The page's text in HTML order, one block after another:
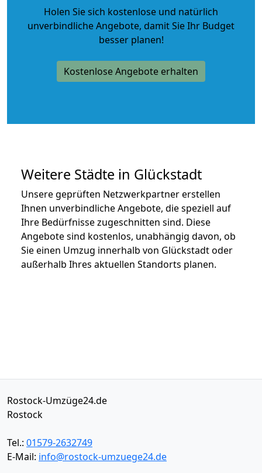
Holen Sie sich kostenlose und natürlich
unverbindliche Angebote, damit Sie Ihr Budget
besser planen!
Kostenlose Angebote erhalten
Weitere Städte in Glückstadt
Unsere geprüften Netzwerkpartner erstellen
Ihnen unverbindliche Angebote, die speziell auf
Ihre Bedürfnisse zugeschnitten sind. Diese
Angebote sind kostenlos, unabhängig davon, ob
Sie einen Umzug innerhalb von Glückstadt oder
außerhalb Ihres aktuellen Standorts planen.
Rostock-Umzüge24.de
Rostock
Tel.: 01579-2632749
E-Mail: info@rostock-umzuege24.de